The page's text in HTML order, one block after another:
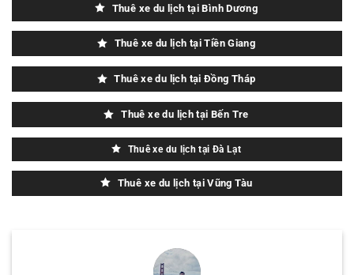
Thuê xe du lịch tại Bình Dương
Thuê xe du lịch tại Tiền Giang
Thuê xe du lịch tại Đồng Tháp
Thuê xe du lịch tại Bến Tre
Thuê xe du lịch tại Đà Lạt
Thuê xe du lịch tại Vũng Tàu